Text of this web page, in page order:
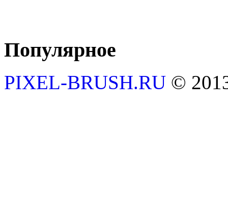
Популярное
PIXEL-BRUSH.RU ©